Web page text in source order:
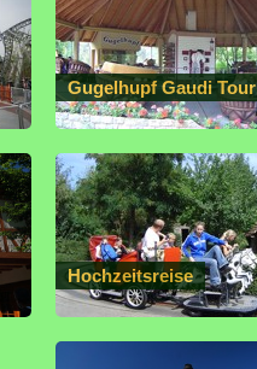
Gugelhupf Gaudi Tour
Hochzeitsreise